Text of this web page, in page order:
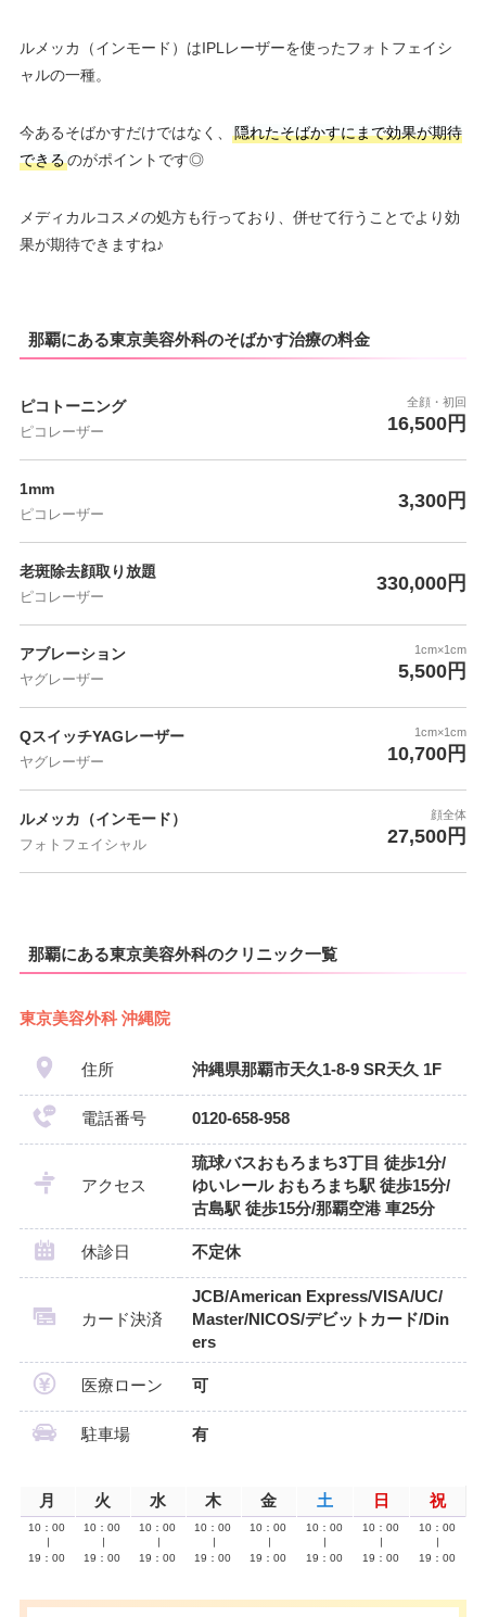
ルメッカ（インモード）はIPLレーザーを使ったフォトフェイシ
ャルの一種。
今あるそばかすだけではなく、
隠れたそばかすにまで効果が期待
できるのがポイントです◎
メディカルコスメの処方も行っており、併せて行うことでより効
果が期待できますね♪
那覇にある東京美容外科のそばかす治療の料金
ピコトーニング
ピコレーザー
全顔・初回
16,500円
1mm
ピコレーザー
3,300円
老斑除去顔取り放題
ピコレーザー
330,000円
アブレーション
ヤグレーザー
1cm×1cm
5,500円
QスイッチYAGレーザー
ヤグレーザー
1cm×1cm
10,700円
ルメッカ（インモード）
フォトフェイシャル
顔全体
27,500円
那覇にある東京美容外科のクリニック一覧
東京美容外科 沖縄院
住所 沖縄県那覇市天久1-8-9 SR天久 1F
電話番号 0120-658-958
アクセス
琉球バスおもろまち3丁目 徒歩1分/
ゆいレール おもろまち駅 徒歩15分/
古島駅 徒歩15分/那覇空港 車25分
休診日 不定休
カード決済
JCB/American Express/VISA/UC/
Master/NICOS/デビットカード/Din
ers
医療ローン 可
駐車場 有
月 火 水 木 金 土 日 祝
10：00
19：00
10：00
19：00
10：00
19：00
10：00
19：00
10：00
19：00
10：00
19：00
10：00
19：00
10：00
19：00